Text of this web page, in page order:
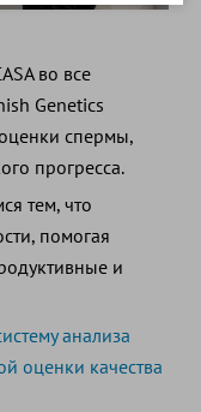
во все
Genetics
спермы,
прогресса.
тем, что
помогая
и
анализа
оценки качества